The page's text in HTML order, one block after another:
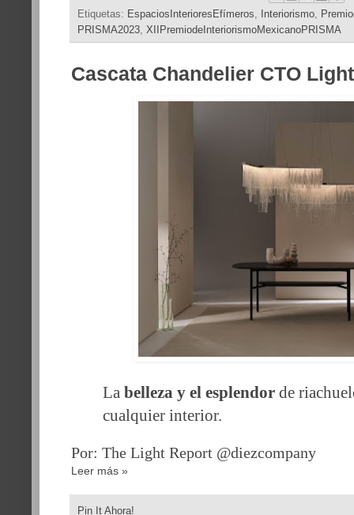
Etiquetas: EspaciosInterioresEfímeros Interiorismo
PRISMA2023 XIIPremiodeInteriorismoMexicanoPRISMA
Cascata Chandelier CTO
La belleza y el esplendor de
cualquier interior.
Por: The Light Report @diezcompany
Leer más »
Pin It Ahora!